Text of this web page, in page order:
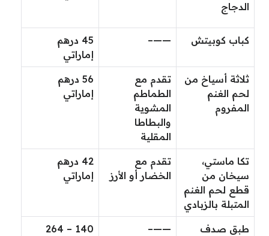
الدجاج
كباب كوبيتش ——–
45 درهم
إماراتي
ثلاثة أسياخ من
لحم الغنم
المفروم
تقدم مع
الطماطم
المشوية
والبطاطا
المقلية
56 درهم
إماراتي
تكا ماستي،
سيخان من
قطع لحم الغنم
المتبلة بالزبادي
تقدم مع
الخضار أو الأرز
42 درهم
إماراتي
طبق صدف
——–
140 – 264